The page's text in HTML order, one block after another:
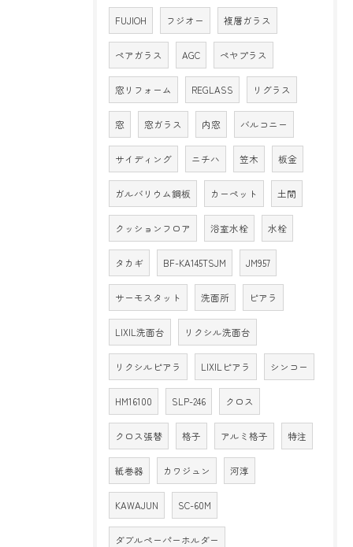
FUJIOH フジオー 複層ガラス
ペアガラス AGC ペヤプラス
窓リフォーム REGLASS リグラス
窓 窓ガラス 内窓 バルコニー
サイディング ニチハ 笠木 板金
ガルバリウム鋼板 カーペット 土間
クッションフロア 浴室水栓 水栓
タカギ BF-KA145TSJM JM957
サーモスタット 洗面所 ピアラ
LIXIL洗面台 リクシル洗面台
リクシルピアラ LIXILピアラ シンコー
HM16100 SLP-246 クロス
クロス張替 格子 アルミ格子 特注
紙巻器 カワジュン 河淳
KAWAJUN SC-60M
ダブルペーパーホルダー